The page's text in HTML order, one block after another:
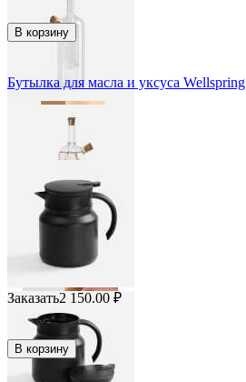
В корзину
Бутылка для масла и уксуса Wellspring
Заказать2 150.00 ₽
В корзину